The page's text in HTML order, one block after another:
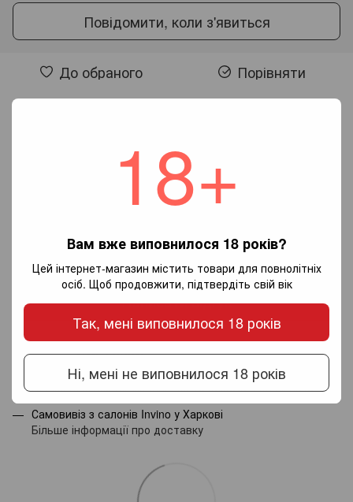
18+
Вам вже виповнилося 18 років?
Цей інтернет-магазин містить товари для повнолітніх
осіб. Щоб продовжити, підтвердіть свій вік
Так, мені виповнилося 18 років
Ні, мені не виповнилося 18 років
Повідомити, коли з'явиться
До обраного Порівняти
Додайте перший відгук
Написати відгук
Доставка Оплата Гарантія
Новою поштою по Україні - за тарифами перевізника.
Самовивіз з салонів Invino у Харкові
Більше інформації про доставку